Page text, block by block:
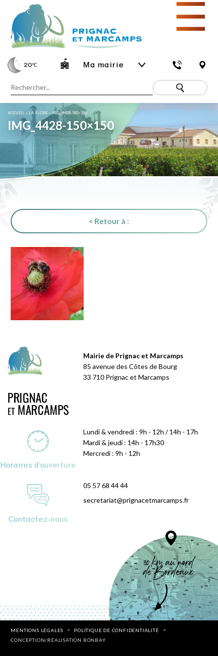
20℃ Ma mairie
☰
ACCUEIL » LA FLORE » IMG_4428-150×150
IMG_4428-150×150
< Retour à :
Mairie de Prignac et Marcamps
85 avenue des Côtes de Bourg
33 710 Prignac et Marcamps
Horaires d'ouverture
Lundi & vendredi : 9h - 12h / 14h - 17h
Mardi & jeudi : 14h - 17h30
Mercredi : 9h - 12h
Contactez-nous
05 57 68 44 44
secretariat@prignacetmarcamps.fr
MENTIONS LÉGALES
POLITIQUE DE CONFIDENTIALITÉ
CONCEPTION/RÉALISATION BONBAY